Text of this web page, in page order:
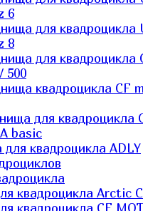
6
для квадроцикла
8
для квадроцикла
500
квадроцикла СF
для квадроцикла
basic
квадроцикла ADLY
квадроцикла Arctic
квадроцикла CF